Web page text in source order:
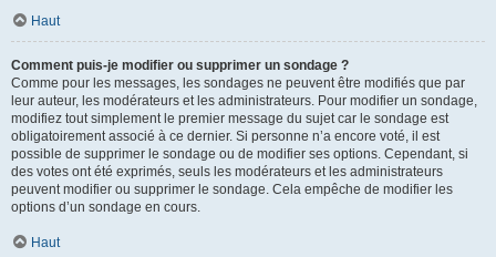
Haut
Comment puis-je modifier ou supprimer un sondage ?
Comme pour les messages, les sondages ne peuvent être modifiés que par
leur auteur, les modérateurs et les administrateurs. Pour modifier un sondage,
modifiez tout simplement le premier message du sujet car le sondage est
obligatoirement associé à ce dernier. Si personne n’a encore voté, il est
possible de supprimer le sondage ou de modifier ses options. Cependant, si
des votes ont été exprimés, seuls les modérateurs et les administrateurs
peuvent modifier ou supprimer le sondage. Cela empêche de modifier les
options d’un sondage en cours.
Haut